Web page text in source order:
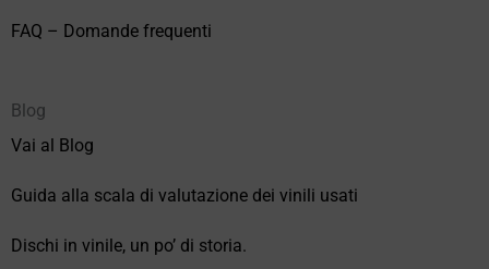
FAQ – Domande frequenti
Blog
Vai al Blog
Guida alla scala di valutazione dei vinili usati
Dischi in vinile, un po’ di storia.